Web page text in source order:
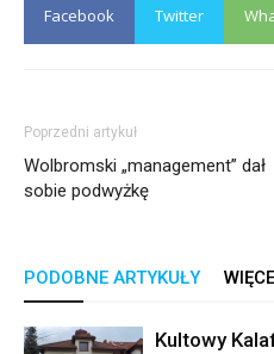
Facebook Twitter
Poprzedni artykuł
Wolbromski „management” dał
sobie podwyżkę
PODOBNE ARTYKUŁY
Kultowy